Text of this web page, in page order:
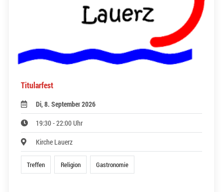
Titularfest
Di, 8. September 2026
19:30 - 22:00 Uhr
Kirche Lauerz
Treffen Religion Gastronomie